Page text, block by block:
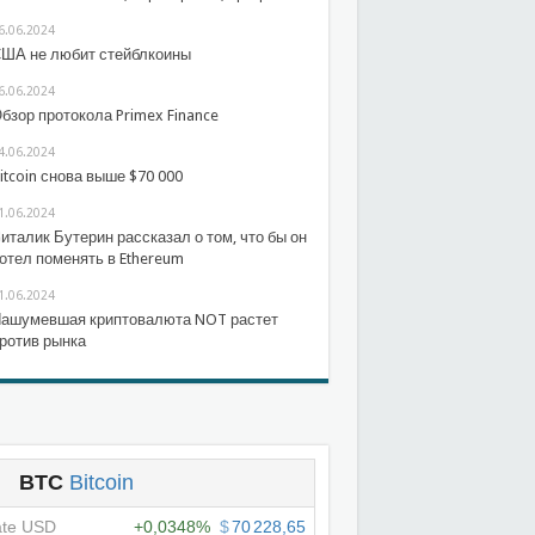
не любит стейблкоины
протокола Primex Finance
снова выше $70 000
Бутерин рассказал о том, что бы он
поменять в Ethereum
криптовалюта NOT растет
рынка